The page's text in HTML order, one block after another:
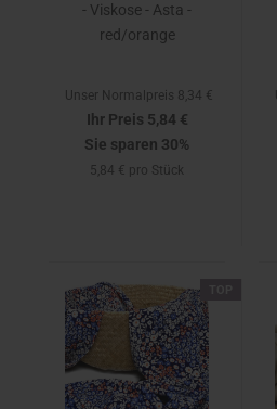
- Viskose - Asta -
red/orange
Unser Normalpreis 8,34 €
Ihr Preis 5,84 €
Sie sparen 30%
5,84 € pro Stück